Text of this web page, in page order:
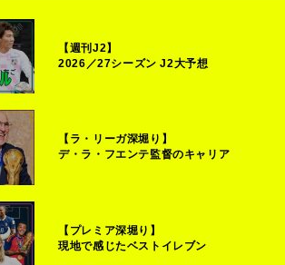
【週刊J2】
2026／27シーズン J2大予想
【ラ・リーガ深堀り】
デ・ラ・フエンテ監督のキャリア
【プレミア深堀り】
現地で感じたベストイレブン